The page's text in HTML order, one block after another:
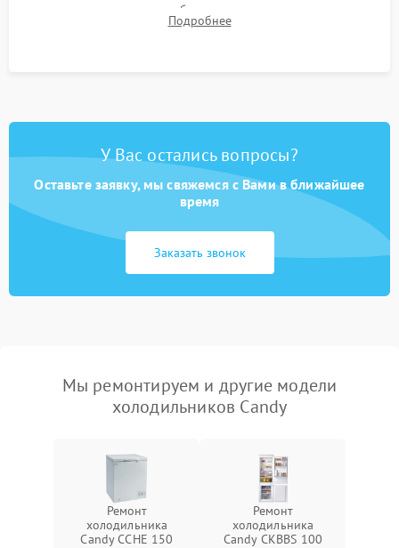
компрессора, отсутствия обмерзания стенок и корректного
срабатывания системы автоматической оттайки.
Подробнее
У Вас остались вопросы?
Оставьте заявку, мы свяжемся с Вами в ближайшее
время
Заказать звонок
Мы ремонтируем и другие модели
холодильников Candy
Ремонт
холодильника
Candy CCHE 150
Ремонт
холодильника
Candy CKBBS 100